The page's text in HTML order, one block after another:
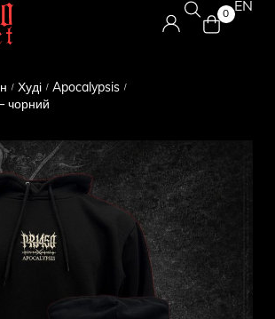
0 EN
/ Худі / Apocalypsis /
чорний